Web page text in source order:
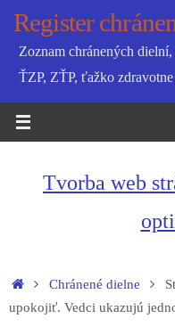
SkipRegister
Zoznam chránených
ŤZP, ZŤP, ťažko
Tvorba web
HomeChránené dielne
upokojiť. Vedci ukazujú